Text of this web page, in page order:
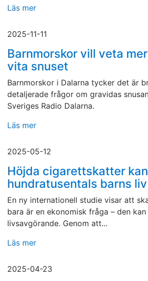
Läs mer
2025-11-11
Barnmorskor vill veta
vita snuset
Barnmorskor i Dalarna tycker det är
detaljerade frågor om gravidas
Sveriges Radio Dalarna.
Läs mer
2025-05-12
Höjda cigarettskatter
hundratusentals barns
En ny internationell studie visar att
bara är en ekonomisk fråga – den kan
livsavgörande. Genom att...
Läs mer
2025-04-23